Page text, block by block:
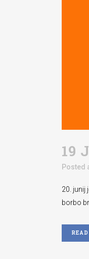
19
Posted
20. junij
borbo